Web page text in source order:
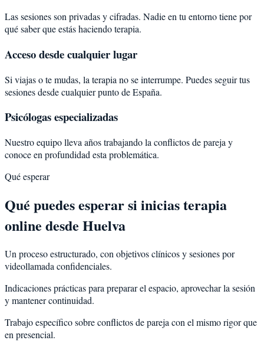
Las sesiones son privadas y cifradas. Nadie en tu entorno tiene por
qué saber que estás haciendo terapia.
Acceso desde cualquier lugar
Si viajas o te mudas, la terapia no se interrumpe. Puedes seguir tus
sesiones desde cualquier punto de España.
Psicólogas especializadas
Nuestro equipo lleva años trabajando la conflictos de pareja y
conoce en profundidad esta problemática.
Qué esperar
Qué puedes esperar si inicias terapia
online desde Huelva
Un proceso estructurado, con objetivos clínicos y sesiones por
videollamada confidenciales.
Indicaciones prácticas para preparar el espacio, aprovechar la sesión
y mantener continuidad.
Trabajo específico sobre conflictos de pareja con el mismo rigor que
en presencial.